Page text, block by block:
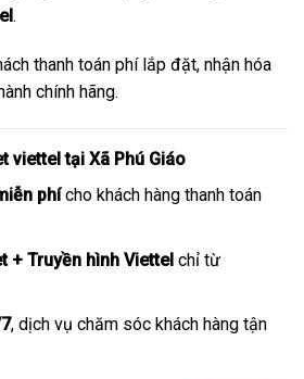
.
thanh toán phí lắp đặt, nhận hóa
chính hãng.
viettel tại Xã Phú Giáo
phícho khách hàng thanh toán
+ Truyền hình Viettelchỉ từ
, dịch vụ chăm sóc khách hàng tận